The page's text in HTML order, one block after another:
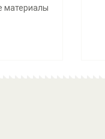
материалы